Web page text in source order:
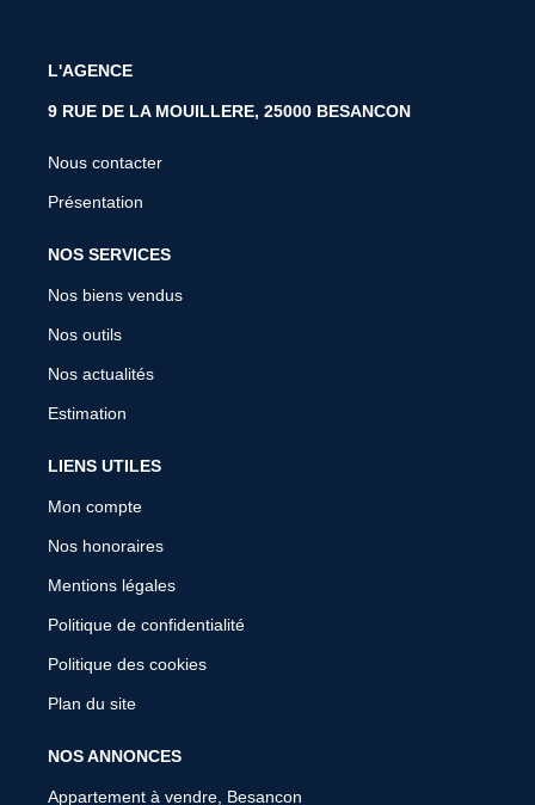
L'AGENCE
9 RUE DE LA MOUILLERE, 25000 BESANCON
Nous contacter
Présentation
NOS SERVICES
Nos biens vendus
Nos outils
Nos actualités
Estimation
LIENS UTILES
Mon compte
Nos honoraires
Mentions légales
Politique de confidentialité
Politique des cookies
Plan du site
NOS ANNONCES
Appartement à vendre, Besancon